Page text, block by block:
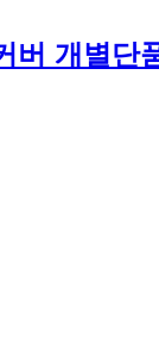
버 개별단